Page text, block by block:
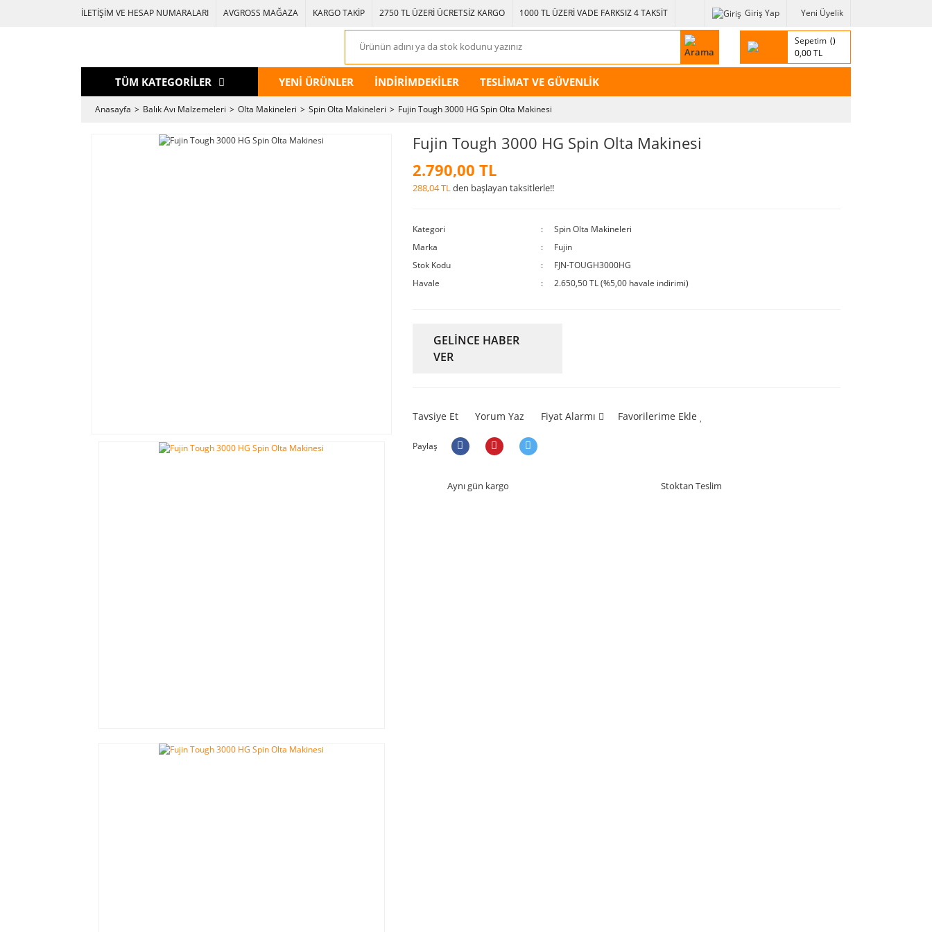
İLETİŞİM VE HESAP NUMARALARI AVGROSS MAĞAZA KARGO TAKİP 2750 TL ÜZERİ ÜCRETSİZ KARGO 1000 TL ÜZERİ VADE FARKSIZ 4 TAKSİT Giriş Yap Yeni Üyelik
Sepetim
0,00 TL
TÜM KATEGORİLER YENİ ÜRÜNLER İNDİRİMDEKİLER TESLİMAT VE GÜVENLİK
Anasayfa Balık Avı Malzemeleri Olta Makineleri Spin Olta Makineleri Fujin Tough 3000 HG Spin Olta Makinesi
Fujin Tough 3000 HG Spin Olta Makinesi
2.790,00 TL
288,04 TLden başlayan taksitlerle!!
Kategori
Spin Olta Makineleri
Marka
Fujin
Stok Kodu
FJN-TOUGH3000HG
Havale
2.650,50 TL (%5,00 havale indirimi)
GELİNCE HABER
VER
Tavsiye Et Yorum Yaz Fiyat Alarmı Favorilerime Ekle
Paylaş
Aynı gün kargo Stoktan Teslim